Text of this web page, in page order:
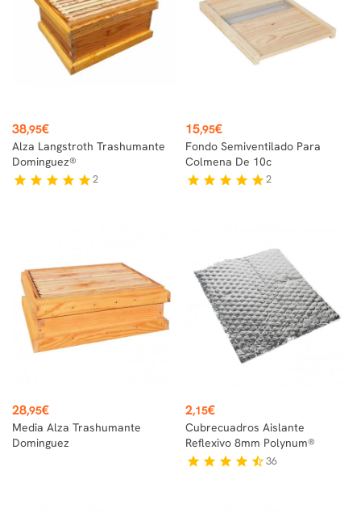
Precio
38,95€
Alza Langstroth Trashumante
Dominguez®
star star star star star2
Precio
15,95€
Fondo Semiventilado Para
Colmena De 10c
star star star star star2
Precio
28,95€
Media Alza Trashumante
Dominguez
Precio
2,15€
Cubrecuadros Aislante
Reflexivo 8mm Polynum®
star star star star star_half36